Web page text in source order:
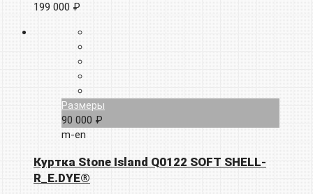
199 000 ₽
Размеры
90 000 ₽
m-en
Куртка Stone Island Q0122 SOFT SHELL-
R_E.DYE®